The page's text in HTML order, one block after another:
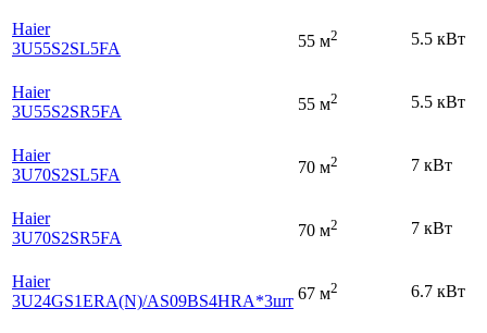
Haier
3U55S2SL5FA
55 м2 5.5 кВт
Haier
3U55S2SR5FA
55 м2 5.5 кВт
Haier
3U70S2SL5FA
70 м2 7 кВт
Haier
3U70S2SR5FA
70 м2 7 кВт
Haier
3U24GS1ERA(N)/AS09BS4HRA*3шт 67 м2 6.7 кВт